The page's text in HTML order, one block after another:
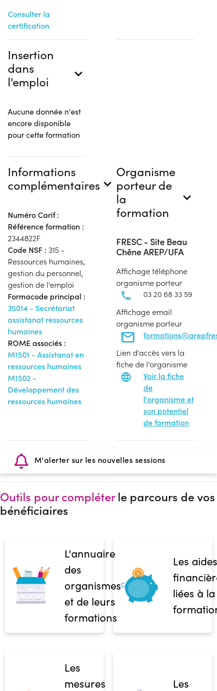
Consulter la
certification
Insertion
dans
l'emploi
Aucune donnée n'est
encore disponible
pour cette formation
Informations
complémentaires
Numéro Carif :
Référence formation :
2344822F
Code NSF : 315 -
Ressources humaines,
gestion du personnel,
gestion de l'emploi
Formacode principal :
35014 - Secrétariat
assistanat ressources
humaines
ROME associés :
M1501 - Assistanat en
ressources humaines
M1502 -
Développement des
ressources humaines
Organisme
porteur de
la
formation
FRESC - Site Beau
Chêne AREP/UFA
Affichage téléphone
organisme porteur
03 20 68 33 59
Affichage email
organisme porteur
Lien d'accès vers la
fiche de l'organisme
Voir la fiche
de
l'organisme et
son potentiel
de formation
M'alerter sur les nouvelles sessions
Outils pour compléterle parcours de vos
bénéficiaires
L'annuaire
des
organismes
et de leurs
formations
Les aides
liées à la
Les
mesures
Les